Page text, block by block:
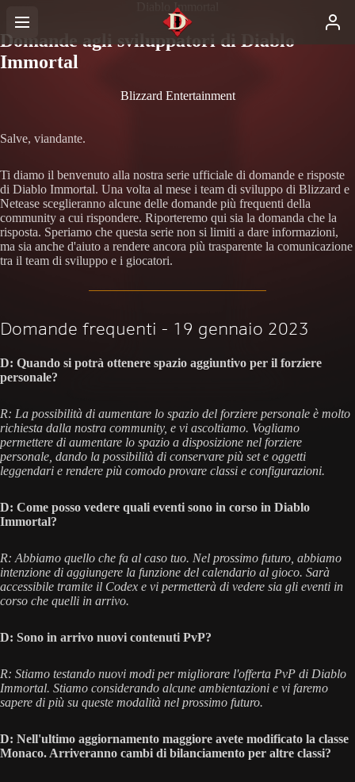
Diablo Immortal
Domande agli sviluppatori di Diablo
Immortal
Blizzard Entertainment
Salve, viandante.
Ti diamo il benvenuto alla nostra serie ufficiale di domande e risposte
di Diablo Immortal. Una volta al mese i team di sviluppo di Blizzard e
Netease sceglieranno alcune delle domande più frequenti della
community a cui rispondere. Riporteremo qui sia la domanda che la
risposta. Speriamo che questa serie non si limiti a dare informazioni,
ma sia anche d'aiuto a rendere ancora più trasparente la comunicazione
tra il team di sviluppo e i giocatori.
Domande frequenti - 19 gennaio 2023
D: Quando si potrà ottenere spazio aggiuntivo per il forziere
personale?
R: La possibilità di aumentare lo spazio del forziere personale è molto
richiesta dalla nostra community, e vi ascoltiamo. Vogliamo
permettere di aumentare lo spazio a disposizione nel forziere
personale, dando la possibilità di conservare più set e oggetti
leggendari e rendere più comodo provare classi e configurazioni.
D: Come posso vedere quali eventi sono in corso in Diablo
Immortal?
R: Abbiamo quello che fa al caso tuo. Nel prossimo futuro, abbiamo
intenzione di aggiungere la funzione del calendario al gioco. Sarà
accessibile tramite il Codex e vi permetterà di vedere sia gli eventi in
corso che quelli in arrivo.
D: Sono in arrivo nuovi contenuti PvP?
R: Stiamo testando nuovi modi per migliorare l'offerta PvP di Diablo
Immortal. Stiamo considerando alcune ambientazioni e vi faremo
sapere di più su queste modalità nel prossimo futuro.
D: Nell'ultimo aggiornamento maggiore avete modificato la classe
Monaco. Arriveranno cambi di bilanciamento per altre classi?